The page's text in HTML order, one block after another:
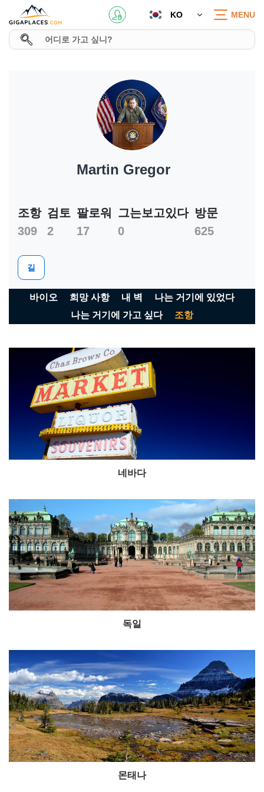
KO MENU
Martin Gregor
조항
309
검토
2
팔로워
17
그는보고있다
0
방문
625
길
바이오 희망 사항 내 벽
나는 거기에 있었다
나는 거기에 가고 싶다
조항
네바다
독일
몬태나